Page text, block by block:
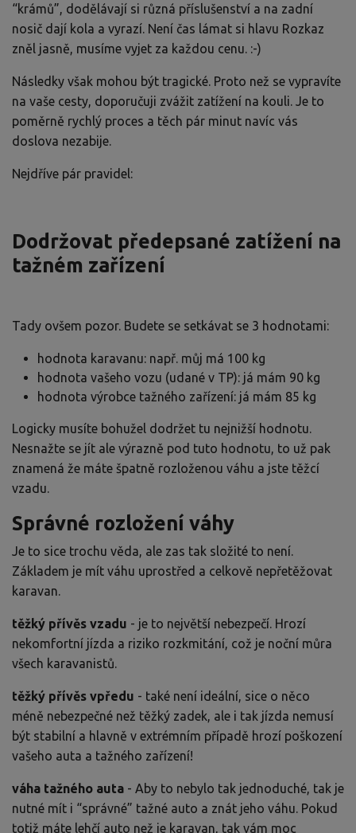
“krámů”, dodělávají si různá příslušenství a na zadní
nosič dají kola a vyrazí. Není čas lámat si hlavu Rozkaz
zněl jasně, musíme vyjet za každou cenu. :-)
Následky však mohou být tragické. Proto než se vypravíte
na vaše cesty, doporučuji zvážit zatížení na kouli. Je to
poměrně rychlý proces a těch pár minut navíc vás
doslova nezabije.
Nejdříve pár pravidel:
Dodržovat předepsané zatížení na
tažném zařízení
Tady ovšem pozor. Budete se setkávat se 3 hodnotami:
hodnota karavanu: např. můj má 100 kg
hodnota vašeho vozu (udané v TP): já mám 90 kg
hodnota výrobce tažného zařízení: já mám 85 kg
Logicky musíte bohužel dodržet tu nejnižší hodnotu.
Nesnažte se jít ale výrazně pod tuto hodnotu, to už pak
znamená že máte špatně rozloženou váhu a jste těžcí
vzadu.
Správné rozložení váhy
Je to sice trochu věda, ale zas tak složité to není.
Základem je mít váhu uprostřed a celkově nepřetěžovat
karavan.
těžký přívěs vzadu - je to největší nebezpečí. Hrozí
nekomfortní jízda a riziko rozkmitání, což je noční můra
všech karavanistů.
těžký přívěs vpředu - také není ideální, sice o něco
méně nebezpečné než těžký zadek, ale i tak jízda nemusí
být stabilní a hlavně v extrémním případě hrozí poškození
vašeho auta a tažného zařízení!
váha tažného auta - Aby to nebylo tak jednoduché, tak je
nutné mít i “správné” tažné auto a znát jeho váhu. Pokud
totiž máte lehčí auto než je karavan, tak vám moc